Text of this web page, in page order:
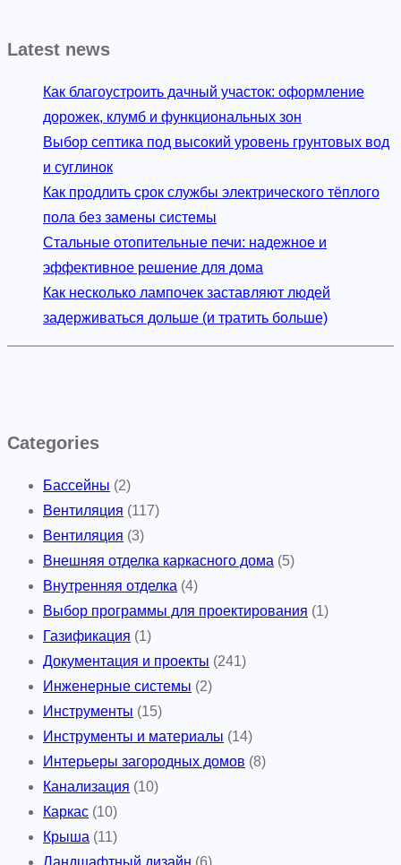
Latest news
Как благоустроить дачный участок: оформление
дорожек, клумб и функциональных зон
Выбор септика под высокий уровень грунтовых вод
и суглинок
Как продлить срок службы электрического тёплого
пола без замены системы
Стальные отопительные печи: надежное и
эффективное решение для дома
Как несколько лампочек заставляют людей
задерживаться дольше (и тратить больше)
Categories
Бассейны (2)
Вентиляция (117)
Вентиляция (3)
Внешняя отделка каркасного дома (5)
Внутренняя отделка (4)
Выбор программы для проектирования (1)
Газификация (1)
Документация и проекты (241)
Инженерные системы (2)
Инструменты (15)
Инструменты и материалы (14)
Интерьеры загородных домов (8)
Канализация (10)
Каркас (10)
Крыша (11)
Ландшафтный дизайн (6)